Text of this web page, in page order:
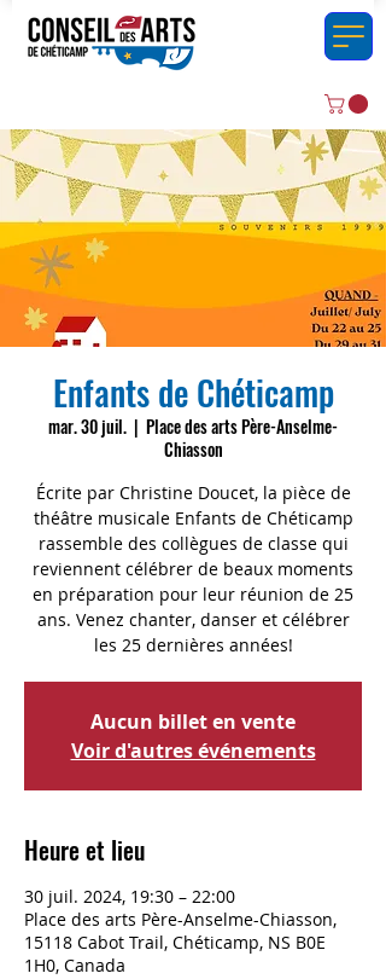
Enfants de Chéticamp
mar. 30 juil.
  |
Place des arts Père-Anselme-
Chiasson
Écrite par Christine Doucet, la pièce de
théâtre musicale Enfants de Chéticamp
rassemble des collègues de classe qui
reviennent célébrer de beaux moments
en préparation pour leur réunion de 25
ans. Venez chanter, danser et célébrer
les 25 dernières années!
Aucun billet en vente
Voir d'autres événements
Heure et lieu
30 juil. 2024, 19:30 – 22:00
Place des arts Père-Anselme-Chiasson,
15118 Cabot Trail, Chéticamp, NS B0E
1H0, Canada